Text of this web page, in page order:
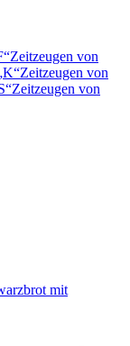
Zeitzeugen von
K Zeitzeugen von
Zeitzeugen von
mit